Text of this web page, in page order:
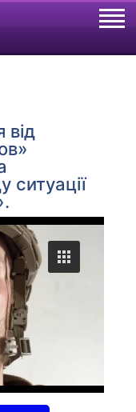
від
ситуації